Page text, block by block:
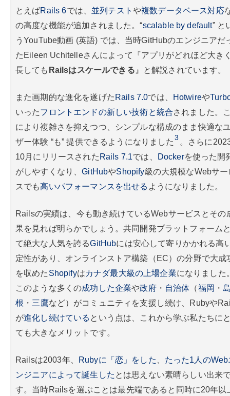
とえばRails 6では、 並列テスト や複数データベース対応
の高度な機能が追加されました。“scalable by default” と
うYouTube動画 (英語) では、当時GitHubのエンジニアだ
たEileen Uchitelleさんによって『アプリがどれほど大き
長しても Railsはスケールできる 』と解説されています。
また画期的な進化を遂げた Rails 7.0では、 Hotwireや
いったフロントエンドの新しい技術と統合されました。
により複雑さを抑えつつ、シンプルな構成のまま快適な
ザー体験 “も” 提供できるようになりました3 。さらに
10月にリリースされた Rails 7.1では、 Dockerを使った開
がしやすくなり、GitHubやShopify級の大規模なWebサー
スでも高いパフォーマンスを出せる ようになりました。
Railsの実績は、今も動き続けているWebサービスとその
果を見れば明らかでしょう。共同開発プラットフォーム
て絶大な人気を誇るGitHubには安心して寄りかかれる高
定性があり、オンラインストア構築（EC）の分野で大成
を収めた Shopifyはカナダ最大級の上場企業になりました
このような多くの成功した企業や政府・ 自治体 （福岡 ・
根 ・ 三鷹など）がコミュニティを支援し続け、Rubyや
が進化し続けている という点は、これから学ぶ私たちに
ても大きなメリットです。
Railsは2003年、 Rubyに「恋」をした
たった1人のWeb
ンジニアによって誕生した とは思えない素晴らしい出来
す。当時Railsを選ぶことは最先端であると同時に20年以